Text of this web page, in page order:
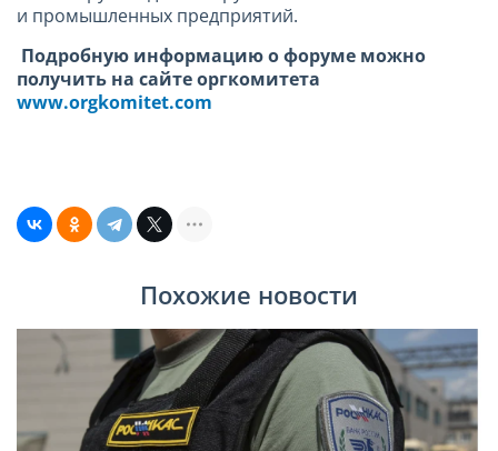
и промышленных предприятий.
Подробную информацию о форуме можно
получить на сайте оргкомитета
www.orgkomitet.com
Похожие новости